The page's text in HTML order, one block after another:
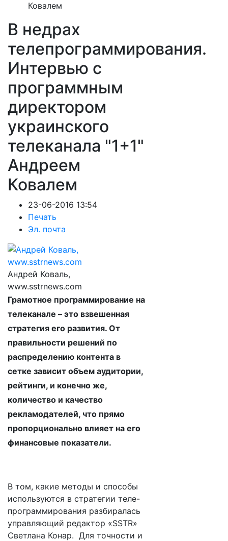
Ковалем
В недрах
телепрограммирования.
Интервью с
программным
директором
украинского
телеканала "1+1"
Андреем
Ковалем
23-06-2016 13:54
Печать
Эл. почта
Андрей Коваль,
www.sstrnews.com
Грамотное программирование на
телеканале – это взвешенная
стратегия его развития. От
правильности решений по
распределению контента в
сетке зависит объем аудитории,
рейтинги, и конечно же,
количество и качество
рекламодателей, что прямо
пропорционально влияет на его
финансовые показатели.
В том, какие методы и способы
используются в стратегии теле-
программирования разбиралась
управляющий редактор «SSTR»
Светлана Конар. Для точности и